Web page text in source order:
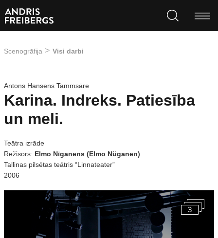
Scenogrāfija Visi darbi
Antons Hansens Tammsāre
Karina. Indreks. Patiesība
un meli.
Teātra izrāde
Režisors: Elmo Nīganens (Elmo Nüganen)
Tallinas pilsētas teātris “Linnateater”
2006
3